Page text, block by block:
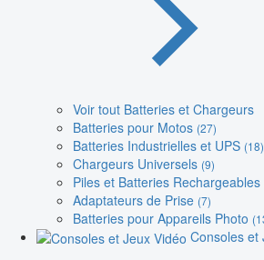
Voir tout Batteries et Chargeurs
Batteries pour Motos (27)
Batteries Industrielles et UPS (18)
Chargeurs Universels (9)
Piles et Batteries Rechargeables
Adaptateurs de Prise (7)
Batteries pour Appareils Photo
Consoles et